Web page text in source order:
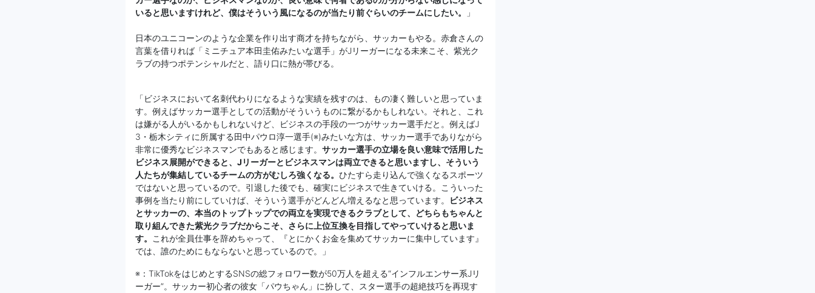
いると思いますけれど、僕はそういう風になるのが当たり前ぐらいのチームにしたい。
」
日本のユニコーンのような企業を作り出す商才を持ちながら、サッカーもやる。赤倉さんの
言葉を借りれば「ミニチュア本田圭佑みたいな選手」がJリーガーになる未来こそ、紫光ク
ラブの持つポテンシャルだと、語り口に熱が帯びる。
「ビジネスにおいて名刺代わりになるような実績を残すのは、もの凄く難しいと思っていま
す。例えばサッカー選手としての活動がそういうものに繋がるかもしれない。それと、これ
は嫌がる人がいるかもしれないけど、ビジネスの手段の一つがサッカー選手だと。例えばJ
3・栃木シティに所属する田中パウロ淳一選手(※)みたいな方は、サッカー選手でありながら
非常に優秀なビジネスマンでもあると感じます。 サッカー選手の立場を良い意味で活用した
ビジネス展開ができると、Jリーガーとビジネスマンは両立できると思いますし、そういう
人たちが集結しているチームの方がむしろ強くなる。 ひたすら走り込んで強くなるスポーツ
ではないと思っているので。引退した後でも、確実にビジネスで生きていける。こういった
事例を当たり前にしていけば、そういう選手がどんどん増えるなと思っています。
ビジネス
とサッカーの、本当のトップトップでの両立を実現できるクラブとして、どちらもちゃんと
取り組んできた紫光クラブだからこそ、さらに上位互換を目指してやっていけると思いま
す。
これが全員仕事を辞めちゃって、『とにかくお金を集めてサッカーに集中しています』
では、誰のためにもならないと思っているので。」
※：TikTokをはじめとするSNSの総フォロワー数が50万人を超える“インフルエンサー系Jリ
ーガー”。サッカー初心者の彼女「パウちゃん」に扮して、スター選手の超絶技巧を再現す